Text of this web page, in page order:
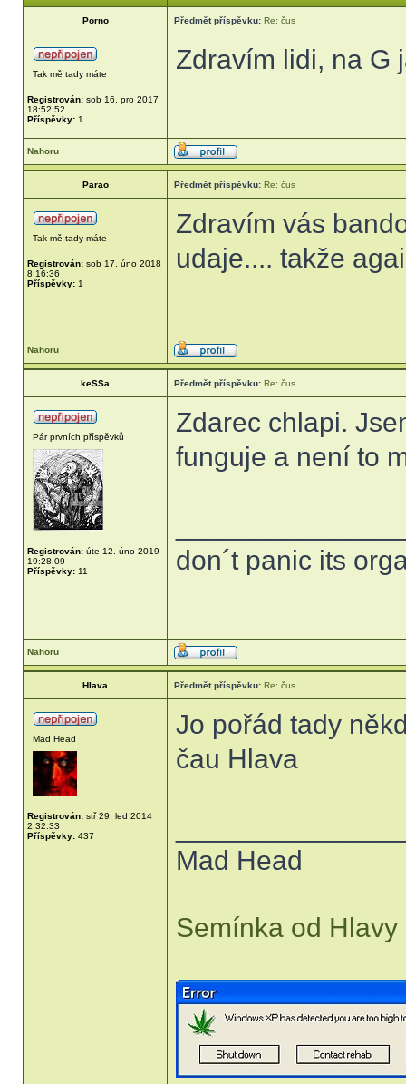
Porno Předmět příspěvku: Re: čus
Tak mě tady máte
Registrován: sob 16. pro 2017
18:52:52
Příspěvky: 1
Zdravím lidi, na G
Nahoru
Parao Předmět příspěvku: Re: čus
Tak mě tady máte
Registrován: sob 17. úno 2018
8:16:36
Příspěvky: 1
Zdravím vás
udaje.... takže
Nahoru
keSSa Předmět příspěvku: Re: čus
Pár prvních příspěvků
Registrován: úte 12. úno 2019
19:28:09
Příspěvky: 11
Zdarec chlapi.
funguje a není to
don´t panic its
Nahoru
Hlava Předmět příspěvku: Re: čus
Mad Head
Registrován: stř 29. led 2014
2:32:33
Příspěvky: 437
Jo pořád tady
čau Hlava
Mad Head
Semínka od Hlavy